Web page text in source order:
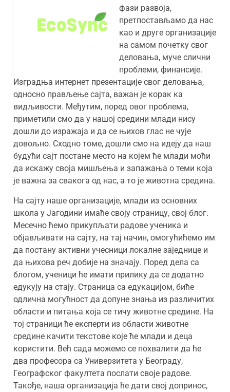
фази развоја,
претпостављамо да нас
као и друге организације
на самом почетку свог
деловања, муче слични
проблеми, финансије.
Изградња интернет презентације свог деловања,
односно прављење сајта, важан је корак ка
видљивости. Међутим, поред овог проблема,
приметили смо да у нашој средини млади нису
дошли до изражаја и да се њихов глас не чује
довољно. Сходно томе, дошли смо на идеју да наш
будући сајт постане место на којем ће млади моћи
да искажу своја мишљења и запажања о теми која
је важна за свакога од нас, а то је животна средина.
На сајту наше организације, млади из основних
школа у Јагодини имаће своју страницу, свој блог.
Месечно ћемо прикупљати радове ученика и
објављивати на сајту, на тај начин, омогућићемо им
да постану активни учесници локалне заједнице и
да њихова реч добије на значају. Поред дела са
блогом, ученици ће имати прилику да се додатно
едукују на стају. Страница са едукацијом, биће
одлична могућност да допуне знања из различитих
области и питања која се тичу животне средине. На
тој страници ће експерти из области животне
средине качити текстове које ће млади и деца
користити. Већ сада можемо се похвалити да ће
два професора са Универзитета у Београду,
Географског факултета послати своје радове.
Такође, наша организација ће дати свој допринос,